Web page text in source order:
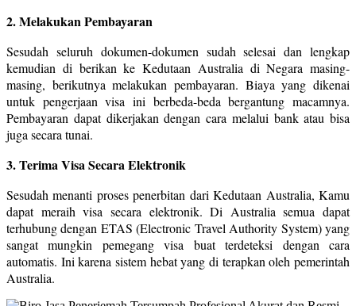
2. Melakukan Pembayaran
Sesudah seluruh dokumen-dokumen sudah selesai dan lengkap
kemudian di berikan ke Kedutaan Australia di Negara masing-
masing, berikutnya melakukan pembayaran. Biaya yang dikenai
untuk pengerjaan visa ini berbeda-beda bergantung macamnya.
Pembayaran dapat dikerjakan dengan cara melalui bank atau bisa
juga secara tunai.
3. Terima Visa Secara Elektronik
Sesudah menanti proses penerbitan dari Kedutaan Australia, Kamu
dapat meraih visa secara elektronik. Di Australia semua dapat
terhubung dengan ETAS (Electronic Travel Authority System) yang
sangat mungkin pemegang visa buat terdeteksi dengan cara
automatis. Ini karena sistem hebat yang di terapkan oleh pemerintah
Australia.